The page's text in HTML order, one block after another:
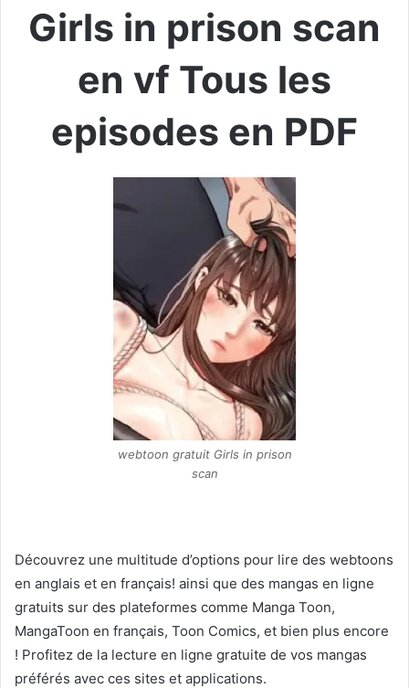
Girls in prison scan
en vf Tous les
episodes en PDF
webtoon gratuit Girls in prison
scan
Découvrez une multitude d’options pour lire des webtoons
en anglais et en français! ainsi que des mangas en ligne
gratuits sur des plateformes comme Manga Toon,
MangaToon en français, Toon Comics, et bien plus encore
! Profitez de la lecture en ligne gratuite de vos mangas
préférés avec ces sites et applications.